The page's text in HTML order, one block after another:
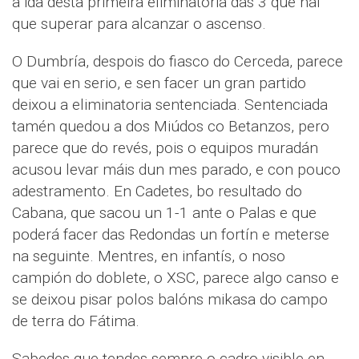
que superar para alcanzar o ascenso.
O Dumbría, despois do fiasco do Cerceda, parece
que vai en serio, e sen facer un gran partido
deixou a eliminatoria sentenciada. Sentenciada
tamén quedou a dos Miúdos co Betanzos, pero
parece que do revés, pois o equipos muradán
acusou levar máis dun mes parado, e con pouco
adestramento. En Cadetes, bo resultado do
Cabana, que sacou un 1-1 ante o Palas e que
poderá facer das Redondas un fortín e meterse
na seguinte. Mentres, en infantís, o noso
campión do doblete, o XSC, parece algo canso e
se deixou pisar polos balóns mikasa do campo
de terra do Fátima.